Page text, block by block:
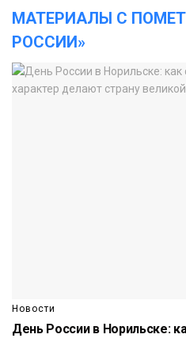
МАТЕРИАЛЫ С
РОССИИ»
Новости
День России в Норильске: